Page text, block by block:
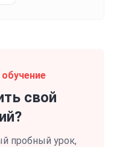
свой
пробный урок,